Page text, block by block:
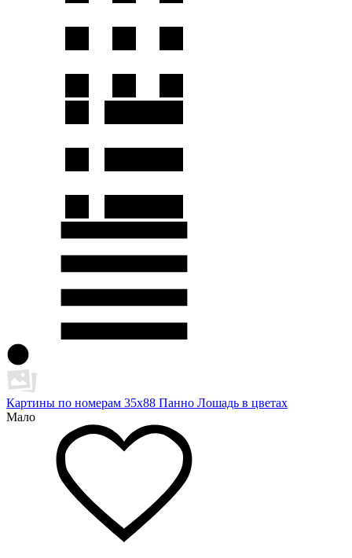
Картины по номерам 35х88 Панно Лошадь в цветах
Мало